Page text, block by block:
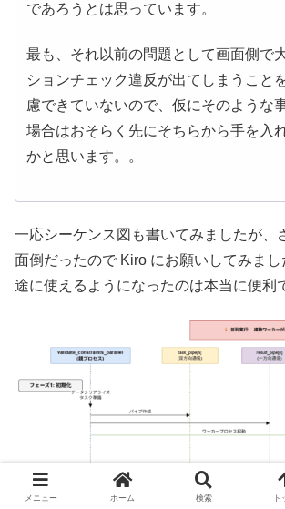
であろうとは思っています。
最も、それ以前の問題として画面側で
ションチェック違反が出てしまうこと
慮できていないので、仮にそのような
場合はおそらく先にそちらから手を入
かと思います。。
一応シーケンス図も書いてみましたが、
面倒だったので Kiro にお願いしてみまし
途に使えるようになったのは本当に便利
メニュー ホーム 検索 ト